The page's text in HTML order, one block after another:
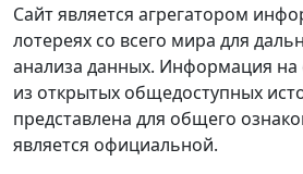
Сайт является агрегатором
лотереях со всего мира для
анализа данных. Информация на
из открытых общедоступных
представлена для общего
является официальной.